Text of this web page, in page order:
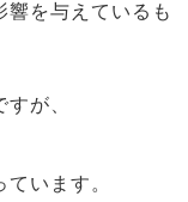
響を与えているも
が、
います。